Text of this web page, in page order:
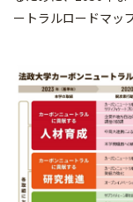
ートラルロードマッ